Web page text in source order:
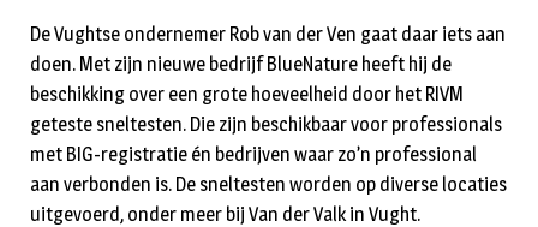
De Vughtse ondernemer Rob van der Ven gaat daar iets aan
doen. Met zijn nieuwe bedrijf BlueNature heeft hij de
beschikking over een grote hoeveelheid door het RIVM
geteste sneltesten. Die zijn beschikbaar voor professionals
met BIG-registratie én bedrijven waar zo’n professional
aan verbonden is. De sneltesten worden op diverse locaties
uitgevoerd, onder meer bij Van der Valk in Vught.